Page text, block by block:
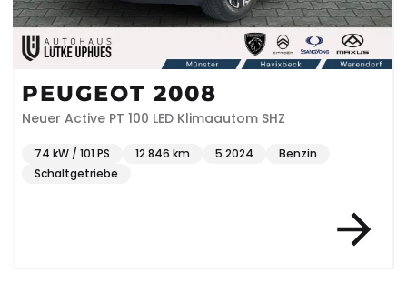
PEUGEOT 2008
Neuer Active PT 100 LED Klimaautom SHZ
74 kW / 101 PS 12.846 km 5.2024
Benzin
Schaltgetriebe